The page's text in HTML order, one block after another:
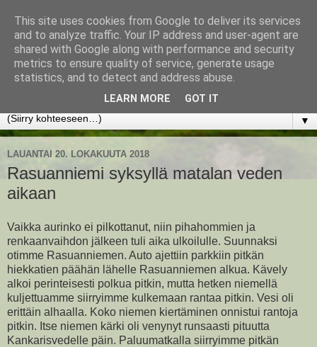
www.jyrkikokko.fi
Uusi Suunta - Jokainen hetki tarjoaa tilaisuuden muuttaa
▼
LAUANTAI 20. LOKAKUUTA 2018
Rasuanniemi syksyllä matalan veden
aikaan
Vaikka aurinko ei pilkottanut, niin pihahommien ja
renkaanvaihdon jälkeen tuli aika ulkoilulle. Suunnaksi
otimme Rasuanniemen. Auto ajettiin parkkiin pitkän
hiekkatien päähän lähelle Rasuanniemen alkua. Kävely
alkoi perinteisesti polkua pitkin, mutta hetken niemellä
kuljettuamme siirryimme kulkemaan rantaa pitkin. Vesi oli
erittäin alhaalla. Koko niemen kiertäminen onnistui rantoja
pitkin. Itse niemen kärki oli venynyt runsaasti pituutta
Kankarisvedelle päin. Paluumatkalla siirryimme pitkän
This site uses cookies from Google to deliver its services
and to analyze traffic. Your IP address and user-agent are
shared with Google along with performance and security
metrics to ensure quality of service, generate usage
statistics, and to detect and address abuse.
LEARN MORE GOT IT